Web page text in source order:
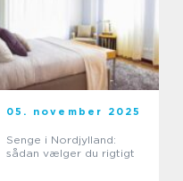
05. november 2025
Senge i Nordjylland:
sådan vælger du rigtigt